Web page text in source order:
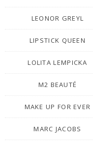
LEONOR GREYL
LIPSTICK QUEEN
LOLITA LEMPICKA
M2 BEAUTÉ
MAKE UP FOR EVER
MARC JACOBS